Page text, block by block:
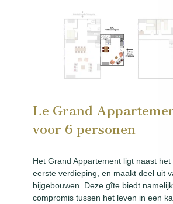
Le Grand
voor 6 personen
Het Grand Appartement ligt naast
eerste verdieping, en maakt deel uit
bijgebouwen. Deze gîte biedt
compromis tussen het leven in een